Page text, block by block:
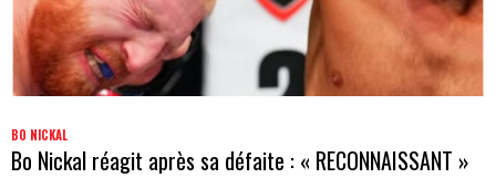
BO NICKAL
Bo Nickal réagit après sa défaite : « RECONNAISSANT »